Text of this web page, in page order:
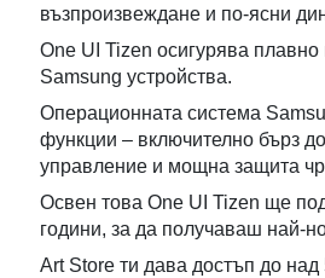
възпроизвеждане и по-ясни
One UI Tizen осигурява
Samsung устройства.
Операционната система
функции – включително бърз
управление и мощна защита
Освен това One UI Tizen ще
години, за да получаваш най-
Art Store ти дава достъп до